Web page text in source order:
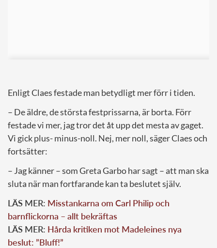
Enligt Claes festade man betydligt mer förr i tiden.
– De äldre, de största festprissarna, är borta. Förr
festade vi mer, jag tror det åt upp det mesta av gaget.
Vi gick plus- minus-noll. Nej, mer noll, säger Claes och
fortsätter:
– Jag känner – som Greta Garbo har sagt – att man ska
sluta när man fortfarande kan ta beslutet själv.
LÄS MER: Misstankarna om Carl Philip och
barnflickorna – allt bekräftas
LÄS MER: Hårda kritiken mot Madeleines nya
beslut: ”Bluff!”